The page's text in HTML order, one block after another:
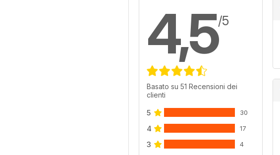
4,5/5
Basato su 51 Recensioni dei
clienti
5 30
4 17
3 4